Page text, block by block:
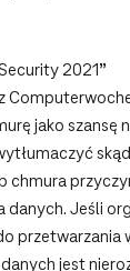
2021”
jako szansę
chmura
Jeśli
przetwarzania
jest